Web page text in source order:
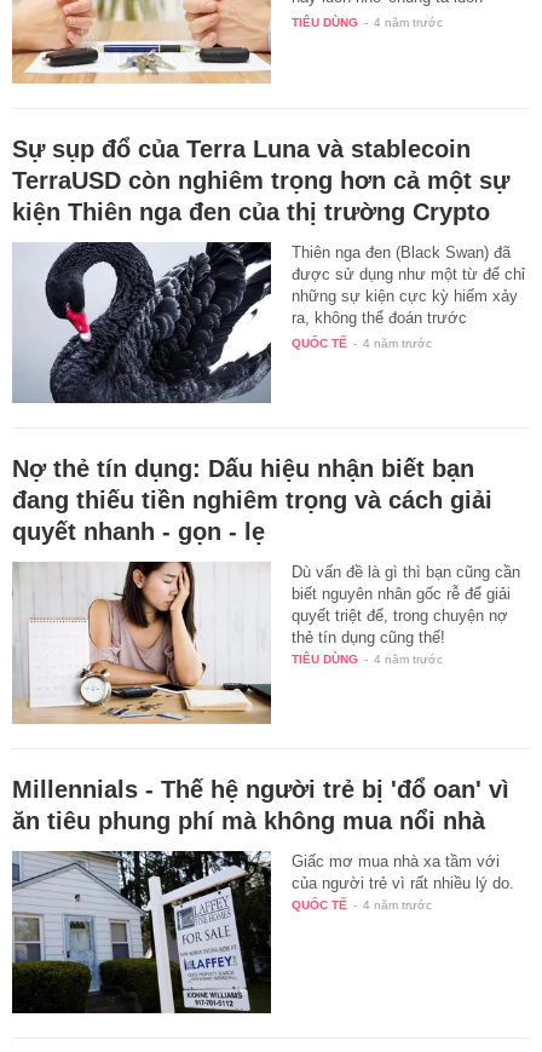
phải…
TIÊU DÙNG - 4 năm trước
Sự sụp đổ của Terra Luna và stablecoin
TerraUSD còn nghiêm trọng hơn cả một sự
kiện Thiên nga đen của thị trường Crypto
Thiên nga đen (Black Swan) đã
được sử dụng như một từ để chỉ
những sự kiện cực kỳ hiếm xảy
ra, không thể đoán trước
nhưng…
QUỐC TẾ - 4 năm trước
Nợ thẻ tín dụng: Dấu hiệu nhận biết bạn
đang thiếu tiền nghiêm trọng và cách giải
quyết nhanh - gọn - lẹ
Dù vấn đề là gì thì bạn cũng cần
biết nguyên nhân gốc rễ để giải
quyết triệt để, trong chuyện nợ
thẻ tín dụng cũng thế!
TIÊU DÙNG - 4 năm trước
Millennials - Thế hệ người trẻ bị 'đổ oan' vì
ăn tiêu phung phí mà không mua nổi nhà
Giấc mơ mua nhà xa tầm với
của người trẻ vì rất nhiều lý do.
QUỐC TẾ - 4 năm trước